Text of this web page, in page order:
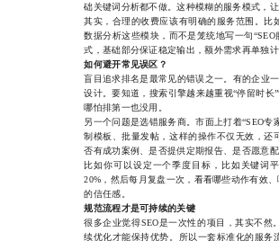
础关键词分析都不做。这种模糊的服务模式，
其实，合理的收费应该有明确的服务范围。
数据分析这些模块，而不是笼统地写一句
式，基础部分保证稳定输出，额外需求再单独
如何避开常见误区？
盲目追求排名是最常见的错误之一。有的企业
设计。要知道，搜索引擎越来越重视“停留时
哪怕排第一也没用。
另一个问题是选错服务商。市面上打着“SEO
制模板、批量发帖，这样的操作不仅无效，
否有成功案例、是否提供定期报告、是否愿意
比如你可以设定一个季度目标，比如关键词
20%，然后每月复盘一次，看看哪些动作有效
的信任感。
规范流程才是可持续的关键
很多企业觉得SEO是一次性的项目，其实不
续优化才能保持优势。所以一套标准化的服